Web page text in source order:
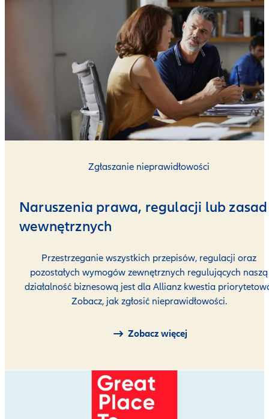
Zgłaszanie nieprawidłowości
Naruszenia prawa, regulacji lub zasad
wewnętrznych
Przestrzeganie wszystkich przepisów, regulacji oraz
pozostałych wymogów zewnętrznych regulujących naszą
działalność biznesową jest dla Allianz kwestia
Zobacz, jak zgłosić nieprawidłowości.
Zobacz więcej